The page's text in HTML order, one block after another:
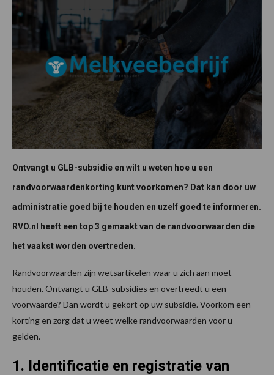
Ontvangt u GLB-subsidie en wilt u weten hoe u een
randvoorwaardenkorting kunt voorkomen? Dat kan door uw
administratie goed bij te houden en uzelf goed te informeren.
RVO.nl heeft een top 3 gemaakt van de randvoorwaarden die
het vaakst worden overtreden.
Randvoorwaarden zijn wetsartikelen waar u zich aan moet
houden. Ontvangt u GLB-subsidies en overtreedt u een
voorwaarde? Dan wordt u gekort op uw subsidie. Voorkom een
korting en zorg dat u weet welke randvoorwaarden voor u
gelden.
1. Identificatie en registratie van